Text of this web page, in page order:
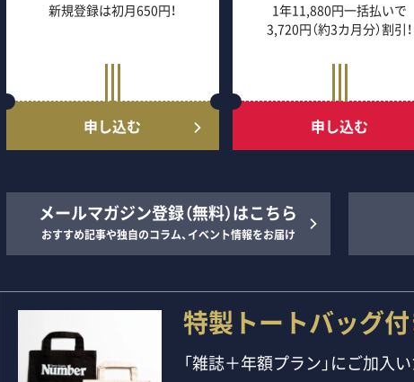
新規登録は初月650円！
申し込む
1年11,880円一括払いで
3,720円（約3カ月分）割引！
申し込む
メールマガジン登録（無料）はこちら
おすすめ記事や独自のコラム、イベント情報をお届け
特製トートバッグ付
「雑誌＋年額プラン」にご加入